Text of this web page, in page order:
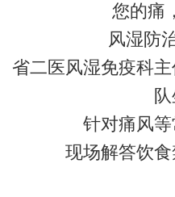
您的痛
风湿防
省二医风湿免疫科
针对痛风
现场解答饮